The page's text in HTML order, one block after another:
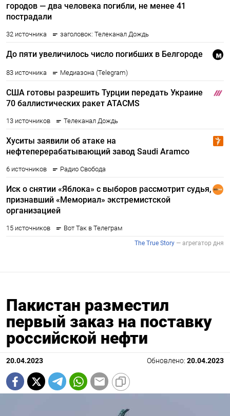
Пакистан разместил
первый заказ на поставку
российской нефти
20.04.2023 Обновлено: 20.04.2023